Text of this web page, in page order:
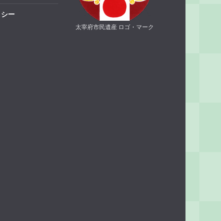
ー
太宰府市民遺産 ロゴ・マーク